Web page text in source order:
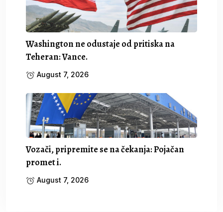
Washington ne odustaje od pritiska na
Teheran: Vance.
August 7, 2026
Vozači, pripremite se na čekanja: Pojačan
promet i.
August 7, 2026